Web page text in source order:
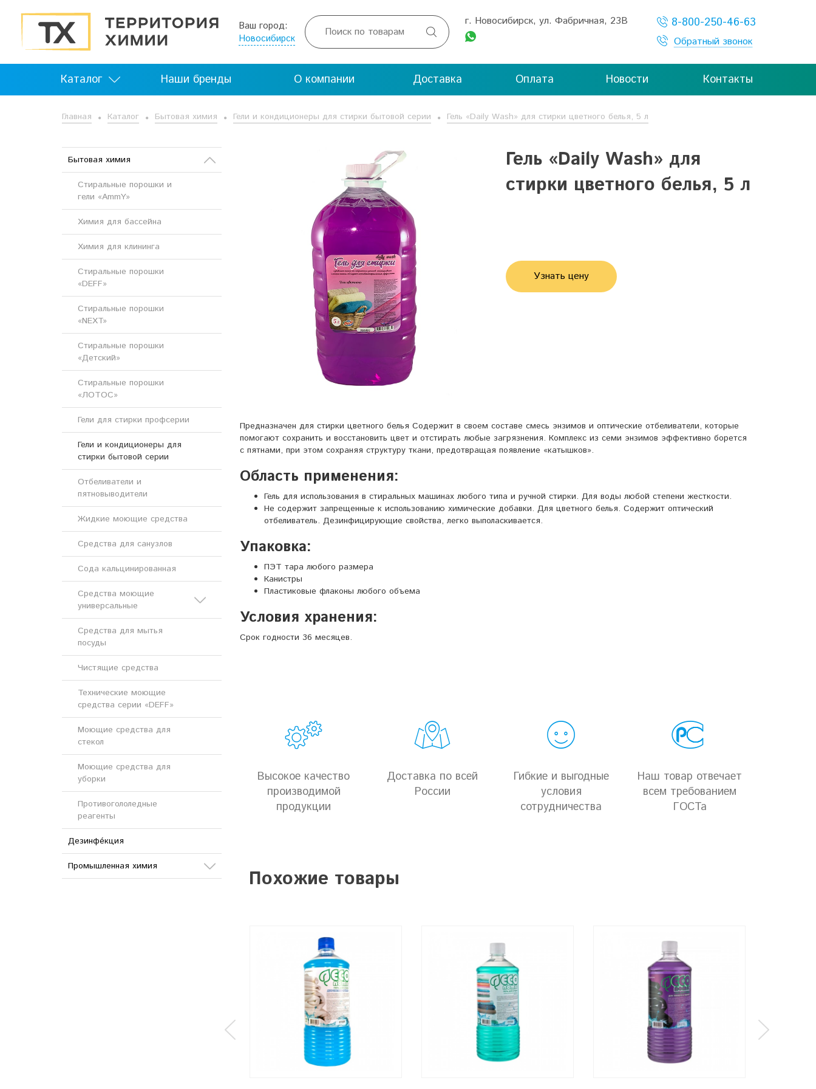
Ваш город:
Новосибирск

г. Новосибирск, ул. Фабричная, 23В 8-800-250-46-63
Обратный звонок
Каталог Наши бренды О компании Доставка Оплата Новости Контакты
Главная Каталог Бытовая химия Гели и кондиционеры для стирки бытовой серии Гель «Daily Wash» для стирки цветного белья, 5 л
Гель «Daily Wash» для
стирки цветного белья, 5 л
Узнать цену
Предназначен для стирки цветного белья Содержит в своем составе смесь энзимов и оптические отбеливатели, которые
помогают сохранить и восстановить цвет и отстирать любые загрязнения. Комплекс из семи энзимов эффективно борется
с пятнами, при этом сохраняя структуру ткани, предотвращая появление «катышков».
Область применения:
Гель для использования в стиральных машинах любого типа и ручной стирки. Для воды любой степени жесткости.
Не содержит запрещенные к использованию химические добавки. Для цветного белья. Содержит оптический
отбеливатель. Дезинфицирующие свойства, легко выполаскивается.
Упаковка:
ПЭТ тара любого размера
Канистры
Пластиковые флаконы любого объема
Условия хранения:
Срок годности 36 месяцев.
Высокое качество
производимой
продукции
Доставка по всей
России
Гибкие и выгодные
условия
сотрудничества
Наш товар отвечает
всем требованием
ГОСТа
Похожие товары
Бытовая химия
Стиральные порошки и
гели «AmmY»
Химия для бассейна
Химия для клининга
Стиральные порошки
«DEFF»
Стиральные порошки
«NEXT»
Стиральные порошки
«Детский»
Стиральные порошки
«ЛОТОС»
Гели для стирки профсерии
Гели и кондиционеры для
стирки бытовой серии
Отбеливатели и
пятновыводители
Жидкие моющие средства
Средства для санузлов
Сода кальцинированная
Средства моющие
универсальные
Кислотные моющие
средства
Щелочные моющие
средства
Средства для мытья
посуды
Чистящие средства
Технические моющие
средства серии «DEFF»
Моющие средства для
стекол
Моющие средства для
уборки
Противогололедные
реагенты
Дезинфе́кция
Промышленная химия